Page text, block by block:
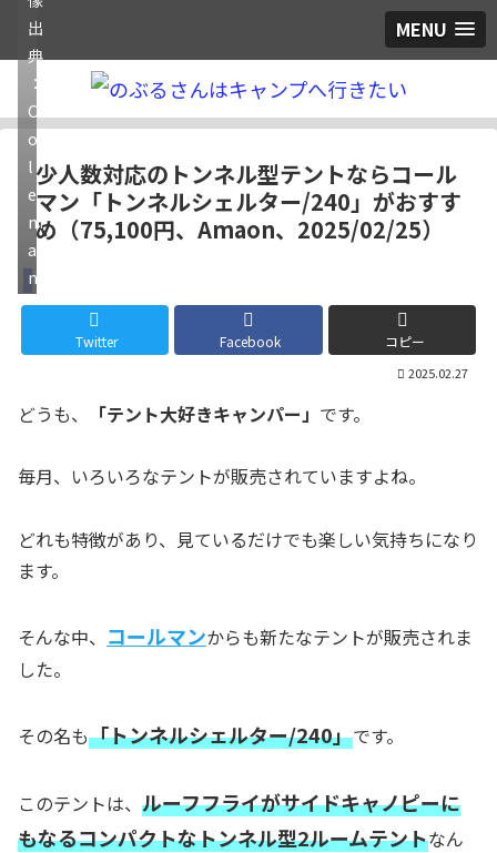
MENU
少人数対応のトンネル型テントならコール
マン「トンネルシェルター/240」がおすす
め（75,100円、Amaon、2025/02/25）
ギア
出
典
：
C
o
l
e
m
a
n
Twitter Facebook コピー
2025.02.27
どうも、 「テント大好きキャンパー」 です。
毎月、いろいろなテントが販売されていますよね。
どれも特徴があり、見ているだけでも楽しい気持ちになり
ます。
そんな中、 コールマンからも新たなテントが販売されま
した。
その名も「トンネルシェルター/240」です。
このテントは、 ルーフフライがサイドキャノピーに
もなるコンパクトなトンネル型2ルームテントなん